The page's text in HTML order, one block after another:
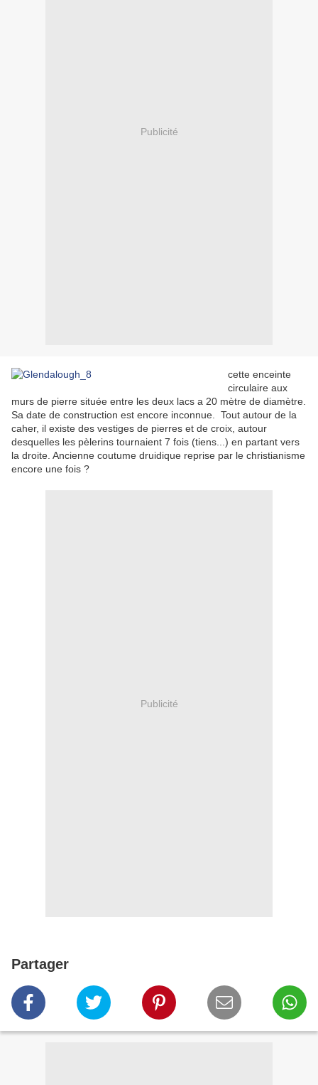
Publicité
cette enceinte
circulaire aux
murs de pierre située entre les deux lacs a 20 mètre de diamètre.
Sa date de construction est encore inconnue. Tout autour de la
caher, il existe des vestiges de pierres et de croix, autour
desquelles les pèlerins tournaient 7 fois (tiens...) en partant vers
la droite. Ancienne coutume druidique reprise par le christianisme
encore une fois ?
Publicité
Partager